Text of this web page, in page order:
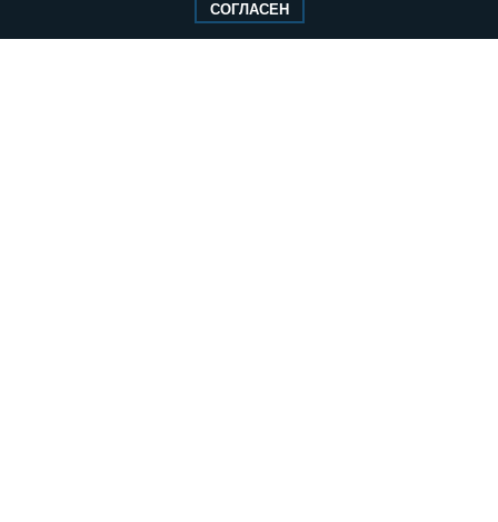
Свидетельство о регистрации Эл № ФС77-
СОГЛАСЕН